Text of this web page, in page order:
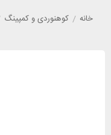
خانه/ کوهنوردی و کمپینگ/